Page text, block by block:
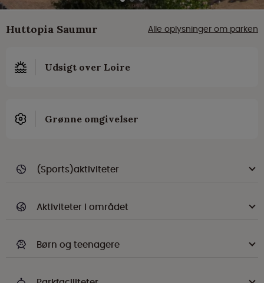
Huttopia Saumur Alle oplysninger om parken
Udsigt over Loire
Grønne omgivelser
(Sports)aktiviteter
Aktiviteter i området
Børn og teenagere